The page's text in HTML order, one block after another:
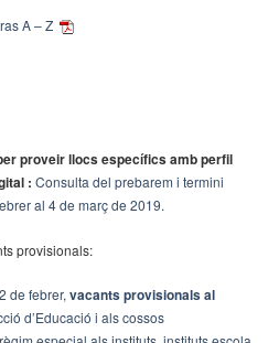
A – Z
proveir llocs específics amb perfil
: Consulta del prebarem i termini
al 4 de març de 2019.
provisionals:
de febrer,vacants provisionals al
d’Educació i als cossos